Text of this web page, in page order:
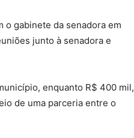
o gabinete da senadora em
junto à senadora e
enquanto R$ 400 mil,
de uma parceria entre o